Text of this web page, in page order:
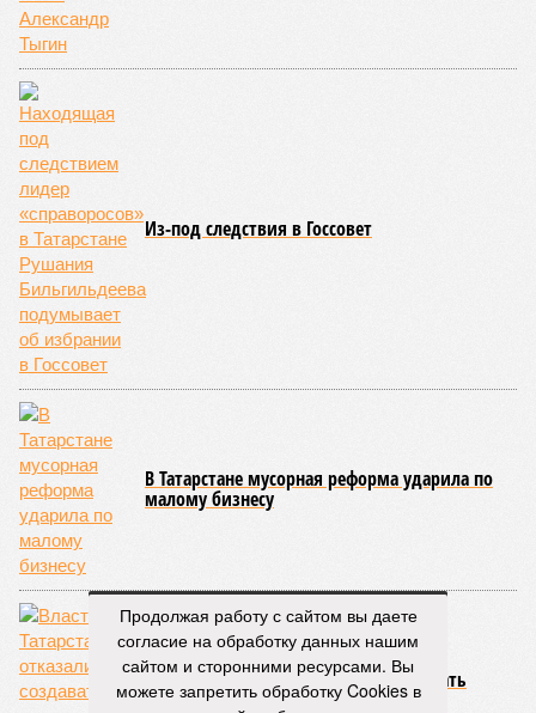
Из-под следствия в Госсовет
В Татарстане мусорная реформа ударила по
малому бизнесу
Власти Татарстана отказались создавать
спецкомиссию по «аварийщикам»
Продолжая работу с сайтом вы даете
согласие на обработку данных нашим
сайтом и сторонними ресурсами. Вы
можете запретить обработку Cookies в